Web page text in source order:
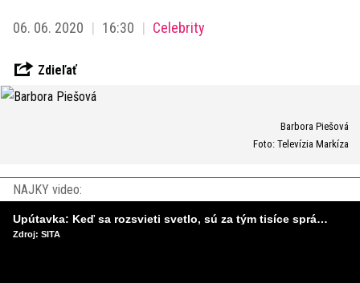
06. 06. 2020 16:30 Celebrity
Zdieľať
Barbora Piešová
Foto: Televízia Markíza
NAJKY video:
Upútavka: Keď sa rozsvieti svetlo, sú za tým tisíce správnych rozhodnutí. Ako vzniká infraštruktúra, ktorú nevnímame?
Zdroj: SITA